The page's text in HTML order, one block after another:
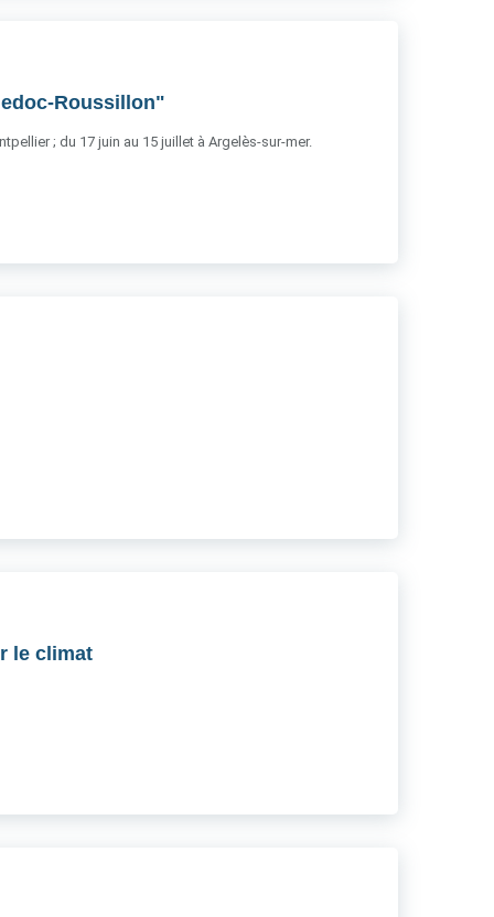
Roussillon"
; du 17 juin au 15 juillet à Argelès-sur-mer.
le climat